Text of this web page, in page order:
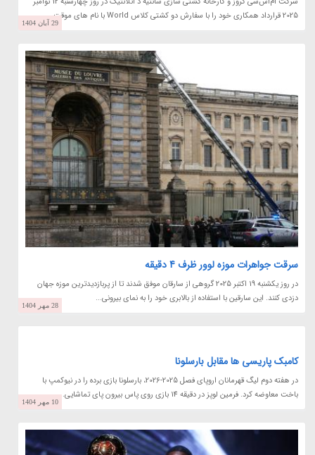
2025 قرارداد همکاری خود را با سفارش دو کشتی کلاس World با نام های موقت...
29 آبان 1404
سرقت جواهرات موزه لوور ظرف 4 دقیقه
در روز یکشنبه 19 اکتبر 2025 گروهی از سارقان موفق شدند تا از پربازدیدترین موزه جهان
دزدی کنند. این سارقین با استفاده از بالابری خود را به نمای بیرونی...
28 مهر 1404
کامبک پاریسی ها مقابل بارسلونا
در هفته دوم لیگ قهرمانان اروپای فصل 2025-2026، بارسلونا بازی برده را در نیوکمپ با
باخت معاوضه کرد. فرمین لوپز در دقیقه 14 بازی روی پاس بیرون پای تماشایی...
10 مهر 1404